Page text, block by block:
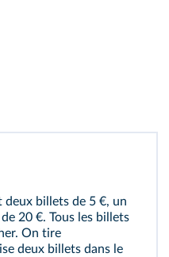
deux billets de 5 €, un
20 €. Tous les billets
On tire
deux billets dans le